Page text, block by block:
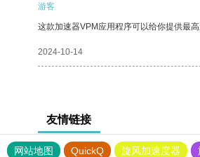
游客
这款加速器VPM应用程序可以给你提供最
2024-10-14
友情链接
网站地图 QuickQ 旋风加速度器